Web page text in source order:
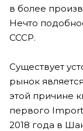
в более
Нечто
СССР.
Существует
рынок
этой причине
первого
2018 года в